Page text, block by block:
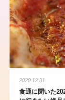
2020.12.31
食通に聞いた